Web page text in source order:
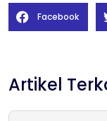
Facebook
Artikel